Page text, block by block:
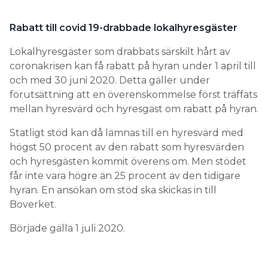
Rabatt till covid 19-drabbade lokalhyresgäster
Lokalhyresgäster som drabbats särskilt hårt av
coronakrisen kan få rabatt på hyran under 1 april till
och med 30 juni 2020. Detta gäller under
förutsättning att en överenskommelse först träffats
mellan hyresvärd och hyresgäst om rabatt på hyran.
Statligt stöd kan då lämnas till en hyresvärd med
högst 50 procent av den rabatt som hyresvärden
och hyresgästen kommit överens om. Men stödet
får inte vara högre än 25 procent av den tidigare
hyran. En ansökan om stöd ska skickas in till
Boverket.
Började gälla 1 juli 2020.